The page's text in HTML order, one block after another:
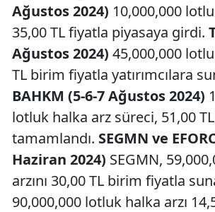
Ağustos 2024) 10,000,000
35,00 TL fiyatla piyasaya girdi.
Ağustos 2024) 45,000,000
TL birim fiyatla yatırımcılara
BAHKM (5-6-7 Ağustos 2024)
lotluk halka arz süreci, 51,00
tamamlandı. SEGMN ve
Haziran 2024) SEGMN,
arzını 30,00 TL birim fiyatla
90,000,000 lotluk halka arzı